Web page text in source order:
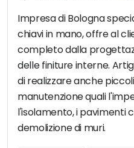
Impresa di Bologna
chiavi in mano, offre al
completo dalla
delle finiture interne.
di realizzare anche
manutenzione quali
l'isolamento, i pavimenti
demolizione di muri.